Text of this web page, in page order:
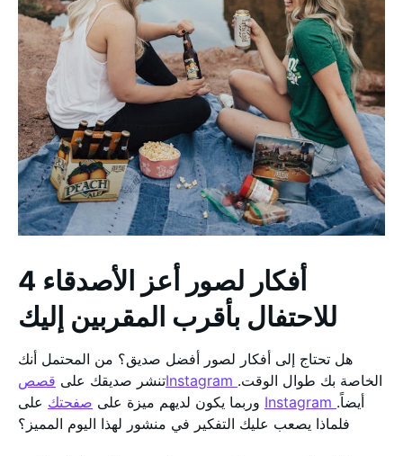
4 أفكار لصور أعز الأصدقاء
للاحتفال بأقرب المقربين إليك
هل تحتاج إلى أفكار لصور أفضل صديق؟ من المحتمل أنك
تنشر صديقك علىقصصInstagram الخاصة بك طوال الوقت.
وربما يكون لديهم ميزة على صفحتك Instagram أيضاً.